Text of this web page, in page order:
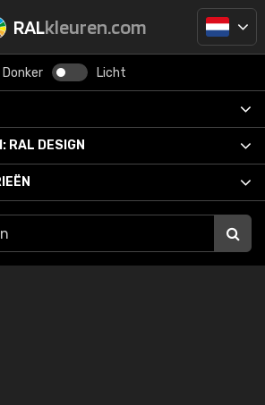
RALkleuren.com
Donker Licht
RAL DESIGN